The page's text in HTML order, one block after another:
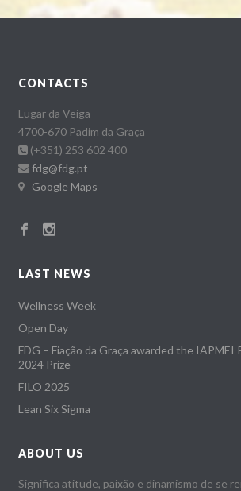
CONTACTS
Lugar da Veiga
4700-670 Padim da Graça
(+351) 253 602 400
fdg@fdg.pt
Google Maps
LAST NEWS
Wellness Week
Open Day
FDG – Fiação da Graça awarded the IAPMEI
2024 Prize
FILO 2025
Lean Six Sigma
ABOUT US
Significa atitude, paixão e dinamismo de se